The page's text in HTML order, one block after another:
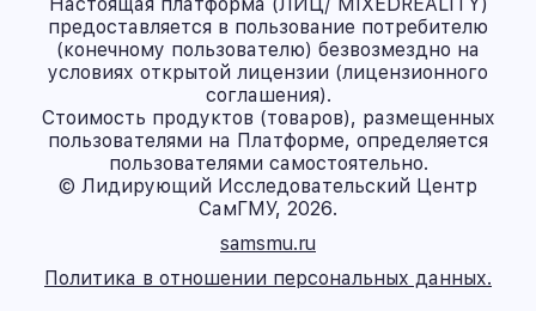
предоставляется в пользование потребителю
(конечному пользователю) безвозмездно на
условиях открытой лицензии (лицензионного
соглашения).
Стоимость продуктов (товаров), размещенных
пользователями на Платформе, определяется
пользователями самостоятельно.
© Лидирующий Исследовательский Центр
СамГМУ, 2026.
samsmu.ru
Политика в отношении персональных данных.